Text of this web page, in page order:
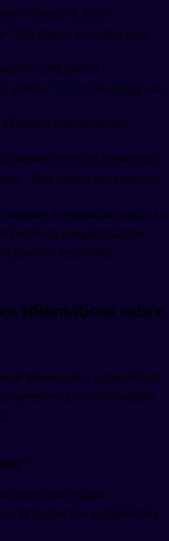
el menor de tres.)
(Mi sister y yo somos muy
a mi padre.)
mother." (Es la viva imagen de
esperando una
brother vive en el extranjero.)
(Me criaron mis abuelos.)
cualquier conversación social. La
) suele ser complicada para
practicar ese sonido.
idiomáticas sobre
interesante. Los modismos
expresivos y a veces bastante
espesa que el agua.
más fuertes que cualquier otra